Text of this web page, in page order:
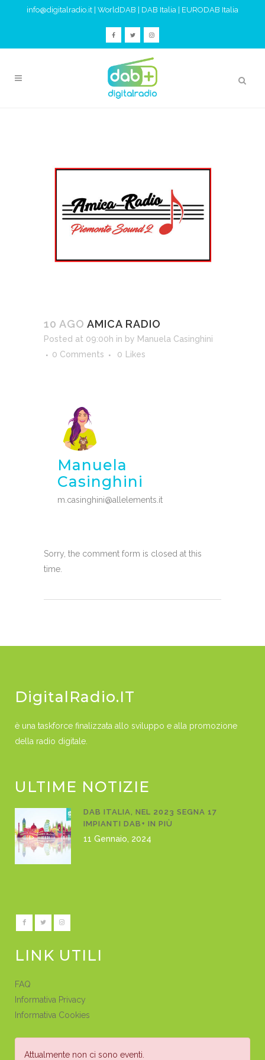
info@digitalradio.it WorldDAB DAB Italia EURODAB Italia
10 AGO AMICA RADIO
Posted at 09:00h in by Manuela Casinghini
0 Comments
0 Likes
Manuela
Casinghini
m.casinghini@allelements.it
Sorry, the comment form is closed at this
time.
DigitalRadio.IT
è una taskforce finalizzata allo sviluppo e alla promozione
della radio digitale.
ULTIME NOTIZIE
DAB ITALIA, NEL 2023 SEGNA 17
IMPIANTI DAB+ IN PIÙ
11 Gennaio, 2024
LINK UTILI
FAQ
Informativa Privacy
Informativa Cookies
Attualmente non ci sono eventi.